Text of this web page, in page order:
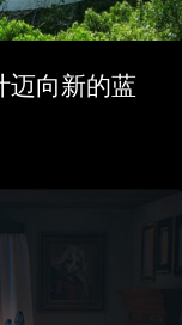
迈向新的蓝